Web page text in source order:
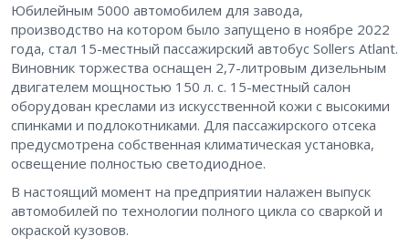
Юбилейным 5000 автомобилем для завода,
производство на котором было запущено в ноябре 2022
года, стал 15-местный пассажирский автобус Sollers Atlant.
Виновник торжества оснащен 2,7-литровым дизельным
двигателем мощностью 150 л. с. 15-местный салон
оборудован креслами из искусственной кожи с высокими
спинками и подлокотниками. Для пассажирского отсека
предусмотрена собственная климатическая установка,
освещение полностью светодиодное.
В настоящий момент на предприятии налажен выпуск
автомобилей по технологии полного цикла со сваркой и
окраской кузовов.